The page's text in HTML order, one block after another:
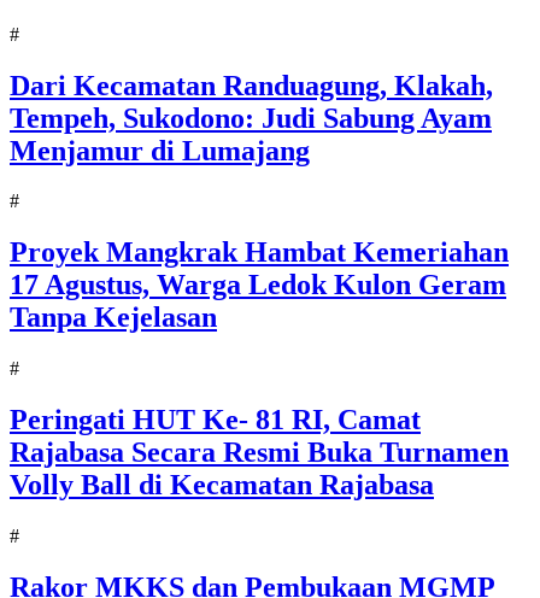
#
‎Dari Kecamatan Randuagung, Klakah,
Tempeh, Sukodono: Judi Sabung Ayam
Menjamur di Lumajang
#
‎Proyek Mangkrak Hambat Kemeriahan
17 Agustus, Warga Ledok Kulon Geram
Tanpa Kejelasan
#
Peringati HUT Ke- 81 RI, Camat
Rajabasa Secara Resmi Buka Turnamen
Volly Ball di Kecamatan Rajabasa
#
Rakor MKKS dan Pembukaan MGMP